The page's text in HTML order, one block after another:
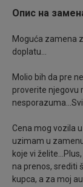
najizdržljivijih
tako i za dalja
cena
Od opreme
stakla sa
senzore
zaključavanje,
Опис на
Moguća zamena
doplatu...
Molio bih da pre
proverite njegovu
Cena mog vozila
uzimam u
koje vi
na prenos, srediti
kupca, a za moj